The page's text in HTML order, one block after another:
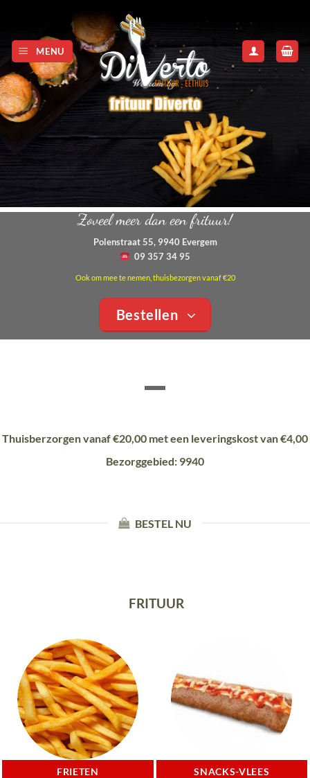
content
MENU
Zoveel meer dan een frituur!
Polenstraat 55, 9940 Evergem
09 357 34 95
Ook om mee te nemen, thuisbezorgen vanaf €20
Bestellen
Thuisberzorgen vanaf €20,00 met een leveringskost van €4,00
Bezorggebied: 9940
BESTEL NU
FRITUUR
FRIETEN SNACKS-VLEES